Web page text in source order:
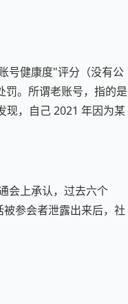
号健康度"评分（没有公
罚。所谓老账号，指的是
现，自己 2021 年因为某
会上承认，过去六个
参会者泄露出来后，社